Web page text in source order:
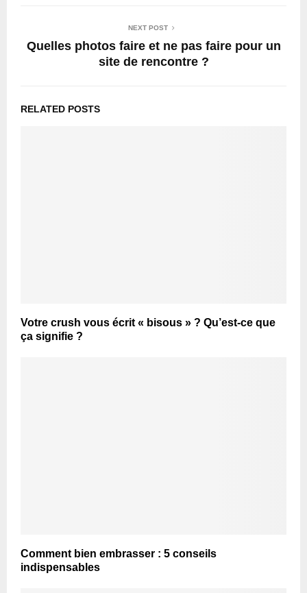
NEXT POST
Quelles photos faire et ne pas faire pour un
site de rencontre ?
RELATED POSTS
Votre crush vous écrit « bisous » ? Qu’est-ce que
ça signifie ?
Comment bien embrasser : 5 conseils
indispensables